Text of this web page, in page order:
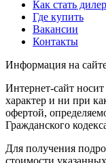
Как стать
Где купить
Вакансии
Контакты
Информация на
Интернет-сайт
характер и ни при
офертой,
Гражданского
Для получения
стоимости